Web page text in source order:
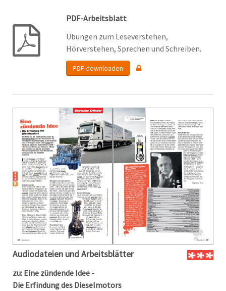
PDF-Arbeitsblatt
Übungen zum Leseverstehen,
Hörverstehen, Sprechen und Schreiben.
PDF downloaden
Audiodateien und Arbeitsblätter
zu: Eine zündende Idee -
Die Erfindung des Dieselmotors